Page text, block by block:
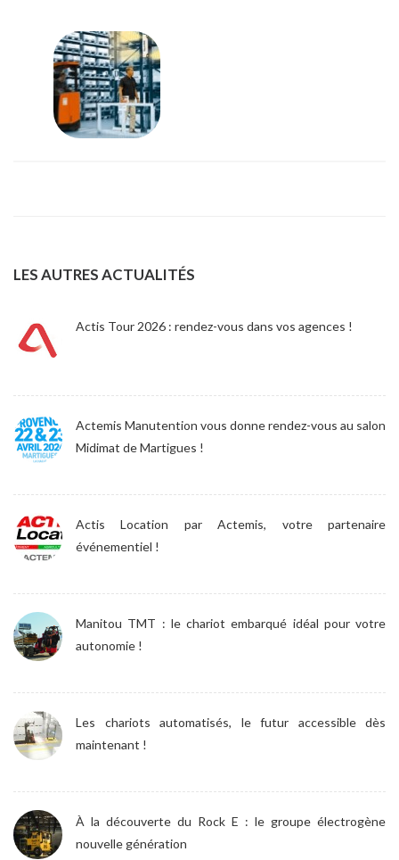
LES AUTRES ACTUALITÉS
Actis Tour 2026 : rendez-vous dans vos agences !
Actemis Manutention vous donne rendez-vous au salon
Midimat de Martigues !
Actis Location par Actemis, votre partenaire
événementiel !
Manitou TMT : le chariot embarqué idéal pour votre
autonomie !
Les chariots automatisés, le futur accessible dès
maintenant !
À la découverte du Rock E : le groupe électrogène
nouvelle génération